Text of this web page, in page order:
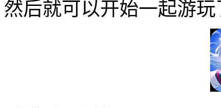
然后就可以开始一起游玩